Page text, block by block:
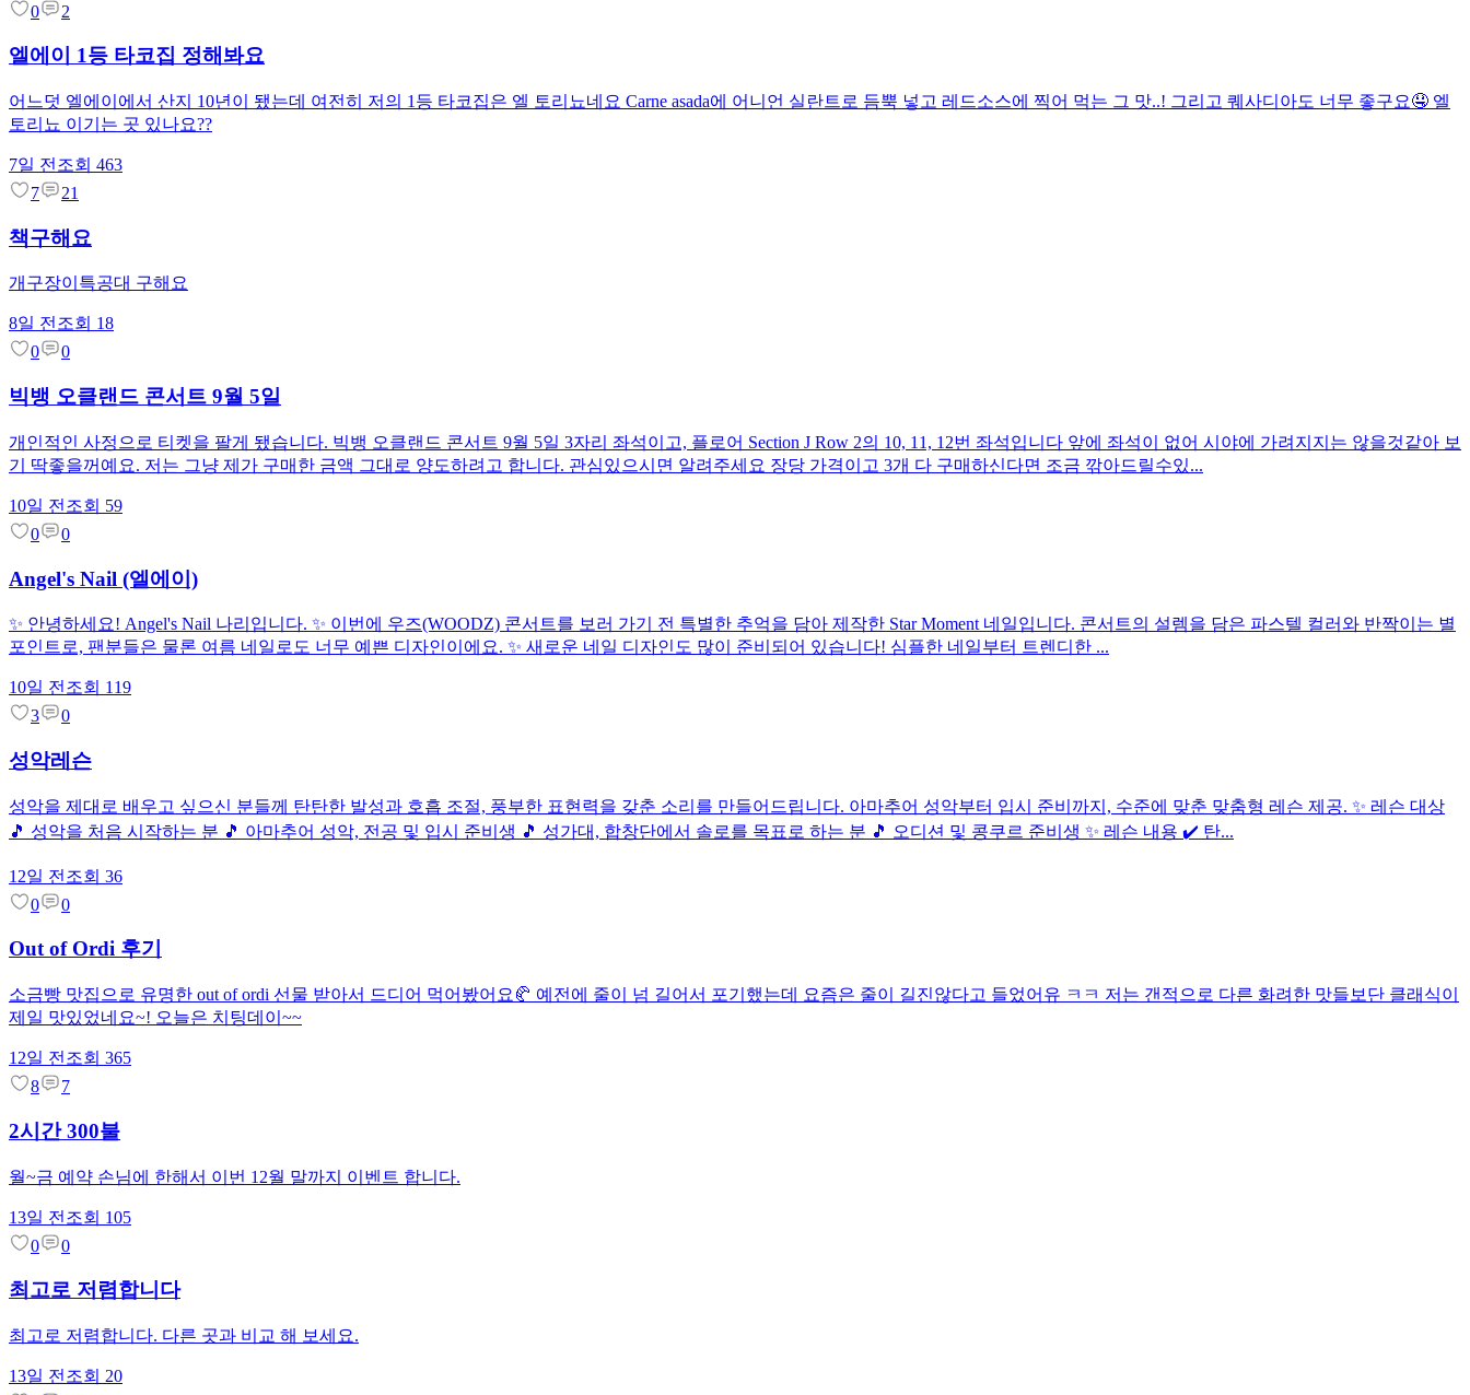
0
2
엘에이 1등 타코집 정해봐요
어느덧 엘에이에서 산지 10년이 됐는데 여전히 저의 1등 타코집은 엘 토리뇨네요 Carne asada에 어니언 실란트로 듬뿍 넣고 레드소스에 찍어 먹는 그 맛..! 그리고 퀘사디아도 너무 좋구요🤤 엘
토리뇨 이기는 곳 있나요??
7일 전 조회 463
7
21
책구해요
개구장이특공대 구해요
8일 전조회 18
0
0
빅뱅 오클랜드 콘서트 9월 5일
개인적인 사정으로 티켓을 팔게 됐습니다. 빅뱅 오클랜드 콘서트 9월 5일 3자리 좌석이고, 플로어 Section J Row 2의 10, 11, 12번 좌석입니다 앞에 좌석이 없어 시야에 가려지지는 않을것같아 보
기 딱좋을꺼예요. 저는 그냥 제가 구매한 금액 그대로 양도하려고 합니다. 관심있으시면 알려주세요 장당 가격이고 3개 다 구매하신다면 조금 깎아드릴수있...
10일 전 조회 59
0
0
Angel's Nail (엘에이)
✨ 안녕하세요! Angel's Nail 나리입니다. ✨ 이번에 우즈(WOODZ) 콘서트를 보러 가기 전 특별한 추억을 담아 제작한 Star Moment 네일입니다. 콘서트의 설렘을 담은 파스텔 컬러와 반짝이는 별
포인트로, 팬분들은 물론 여름 네일로도 너무 예쁜 디자인이에요. ✨ 새로운 네일 디자인도 많이 준비되어 있습니다! 심플한 네일부터 트렌디한 ...
10일 전 조회 119
3
0
성악레슨
성악을 제대로 배우고 싶으신 분들께 탄탄한 발성과 호흡 조절, 풍부한 표현력을 갖춘 소리를 만들어드립니다. 아마추어 성악부터 입시 준비까지, 수준에 맞춘 맞춤형 레슨 제공. ✨ 레슨 대상
🎵 성악을 처음 시작하는 분 🎵 아마추어 성악, 전공 및 입시 준비생 🎵 성가대, 합창단에서 솔로를 목표로 하는 분 🎵 오디션 및 콩쿠르 준비생 ✨ 레슨 내용 ✔️ 탄...
12일 전 조회 36
0
0
Out of Ordi 후기
소금빵 맛집으로 유명한 out of ordi 선물 받아서 드디어 먹어봤어요🥐 예전에 줄이 넘 길어서 포기했는데 요즘은 줄이 길진않다고 들었어유 ㅋㅋ 저는 갠적으로 다른 화려한 맛들보단 클래식이
제일 맛있었네요~! 오늘은 치팅데이~~
12일 전 조회 365
8
7
2시간 300불
월~금 예약 손님에 한해서 이번 12월 말까지 이벤트 합니다.
13일 전 조회 105
0
0
최고로 저렴합니다
최고로 저렴합니다. 다른 곳과 비교 해 보세요.
13일 전 조회 20